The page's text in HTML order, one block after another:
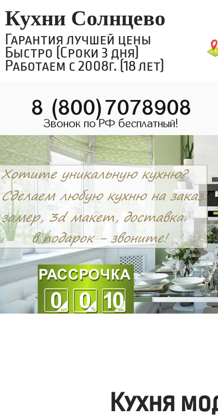
Кухни Солнцево
Гарантия лучшей цены
Быстро (Сроки 3 дня)
Работаем с 2008г. (18 лет)
8 (800)7078908
Звонок по РФ бесплатный!
Кухня